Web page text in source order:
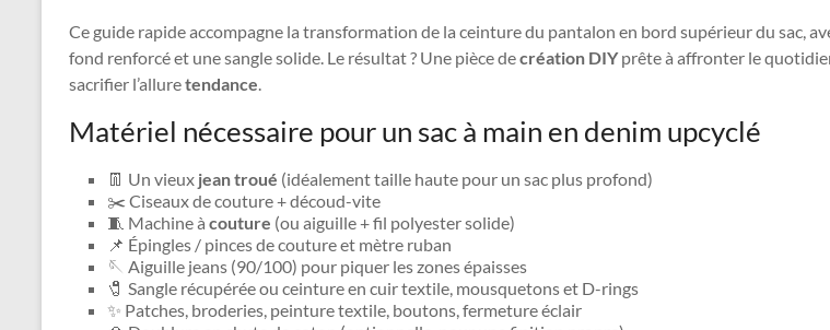
Ce guide rapide accompagne la transformation de la ceinture du pantalon en bord supérieur du sac,
fond renforcé et une sangle solide. Le résultat ? Une pièce decréation DIYprête à affronter le
sacrifier l’alluretendance.
Matériel nécessaire pour un sac à main en denim upcyclé
👖 Un vieux jean troué (idéalement taille haute pour un sac plus profond)
✂️ Ciseaux de couture + découd-vite
🧵 Machine à couture (ou aiguille + fil polyester solide)
📌 Épingles / pinces de couture et mètre ruban
🪡 Aiguille jeans (90/100) pour piquer les zones épaisses
🧷 Sangle récupérée ou ceinture en cuir textile, mousquetons et D-rings
✨ Patches, broderies, peinture textile, boutons, fermeture éclair